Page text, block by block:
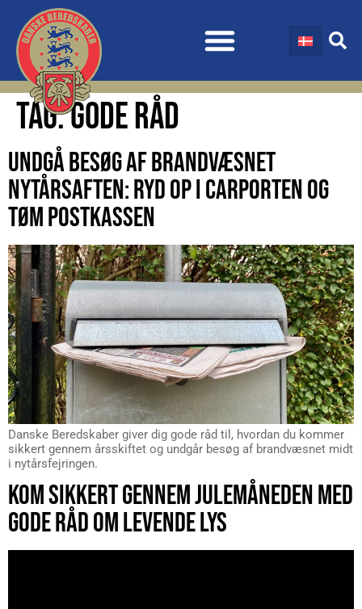
TAG:GODE RÅD
UNDGÅ BESØG AF BRANDVÆSNET
NYTÅRSAFTEN: RYD OP I CARPORTEN OG
TØM POSTKASSEN
Danske Beredskaber giver dig gode råd til, hvordan du kommer
sikkert gennem årsskiftet og undgår besøg af brandvæsnet midt
i nytårsfejringen.
KOM SIKKERT GENNEM JULEMÅNEDEN MED
GODE RÅD OM LEVENDE LYS